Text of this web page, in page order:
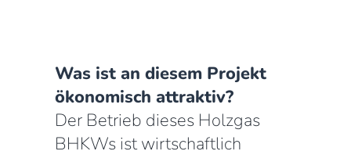
Was ist an diesem Projekt
ökonomisch attraktiv?
Der Betrieb dieses Holzgas
BHKWs ist wirtschaftlich